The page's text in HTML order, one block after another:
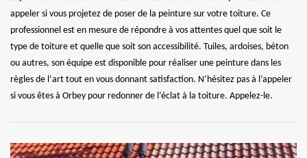
appeler si vous projetez de poser de la peinture sur votre toiture. Ce
professionnel est en mesure de répondre à vos attentes quel que soit le
type de toiture et quelle que soit son accessibilité. Tuiles, ardoises, béton
ou autres, son équipe est disponible pour réaliser une peinture dans les
règles de l‘art tout en vous donnant satisfaction. N’hésitez pas à l’appeler
si vous êtes à Orbey pour redonner de l’éclat à la toiture. Appelez-le.